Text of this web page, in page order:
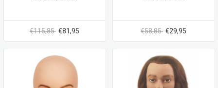
€115,85 €81,95 €58,85 €29,95